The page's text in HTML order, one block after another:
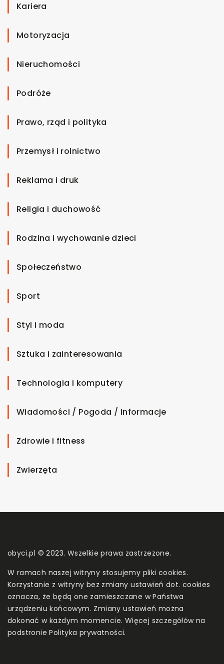
Kariera
Motoryzacja
Nieruchomości
Podróże
Prawo, rząd i polityka
Przemysł i rolnictwo
Reklama i druk
Religia i duchowość
Rodzina i wychowanie dzieci
Społeczeństwo
Sport
Styl i moda
Sztuka i zainteresowania
Technologia i komputery
Wiadomości / Pogoda / Informacje
Zdrowie i fitness
Zwierzęta
obyci.pl © 2023. Wszelkie prawa zastrzeżone.
W ramach naszej witryny stosujemy pliki cookies.
Korzystanie z witryny bez zmiany ustawień dot. cookies
oznacza, że będą one zamieszczane w Państwa
urządzeniu końcowym. Zmiany ustawień można
dokonać w każdym momencie. Więcej szczegółów na
podstroniePolityka prywatności.